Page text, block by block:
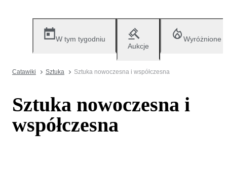
W tym tygodniu
Aukcje
Wyróżnione
Catawiki Sztuka Sztuka nowoczesna i współczesna
Sztuka nowoczesna i
współczesna